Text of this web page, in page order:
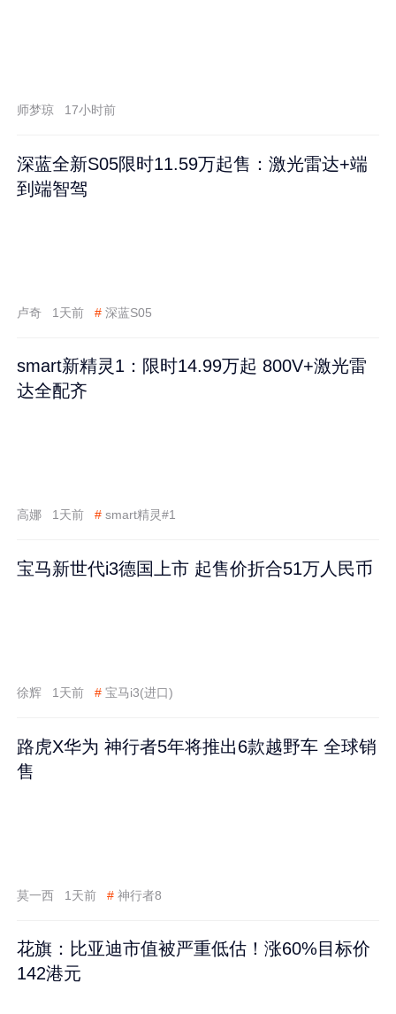
师梦琼 17小时前
深蓝全新S05限时11.59万起售：激光雷达+端
到端智驾
卢奇 1天前 # 深蓝S05
smart新精灵1：限时14.99万起 800V+激光雷
达全配齐
高娜 1天前 # smart精灵#1
宝马新世代i3德国上市 起售价折合51万人民币
徐辉 1天前 # 宝马i3(进口)
路虎X华为 神行者5年将推出6款越野车 全球销
售
莫一西 1天前 # 神行者8
花旗：比亚迪市值被严重低估！涨60%目标价
142港元